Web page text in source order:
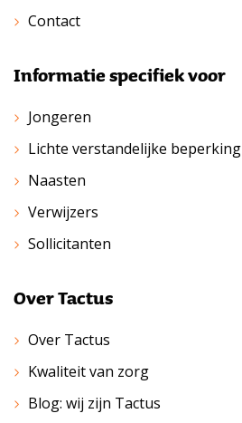
Contact
Informatie specifiek voor
Jongeren
Lichte verstandelijke beperking
Naasten
Verwijzers
Sollicitanten
Over Tactus
Over Tactus
Kwaliteit van zorg
Blog: wij zijn Tactus